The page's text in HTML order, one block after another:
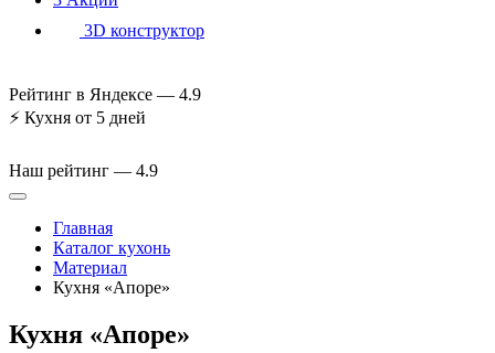
3D конструктор
Рейтинг в Яндексе — 4.9
⚡ Кухня от 5 дней
Наш рейтинг — 4.9
Главная
Каталог кухонь
Материал
Кухня «Апоре»
Кухня «Апоре»